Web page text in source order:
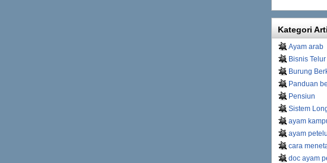
Kategori
Ayam arab
Bisnis Telur
Burung
Panduan
Pensiun
Sistem
ayam
ayam
cara
doc ayam